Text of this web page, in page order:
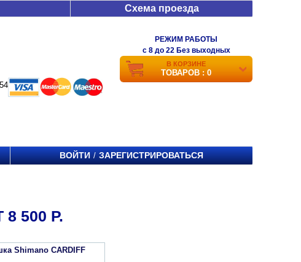
Схема проезда
РЕЖИМ РАБОТЫ
c 8 до 22 Без выходных
В КОРЗИНЕ
ТОВАРОВ : 0
ВОЙТИ / ЗАРЕГИСТРИРОВАТЬСЯ
500 Р.
Shimano CARDIFF